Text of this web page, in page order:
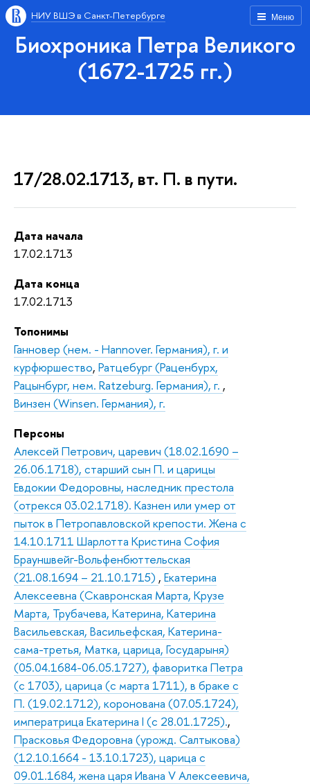
Меню
НИУ ВШЭ в Санкт-Петербурге
Биохроника Петра Великого
(1672-1725 гг.)
17/28.02.1713, вт. П. в пути.
Дата начала
17.02.1713
Дата конца
17.02.1713
Топонимы
Ганновер (нем. - Hannover. Германия), г. и
курфюршество, Ратцебург (Раценбурх,
Рацынбург, нем. Ratzeburg. Германия), г. ,
Винзен (Winsen. Германия), г.
Персоны
Алексей Петрович, царевич (18.02.1690 –
26.06.1718), старший сын П. и царицы
Евдокии Федоровны, наследник престола
(отрекся 03.02.1718). Казнен или умер от
пыток в Петропавловской крепости. Жена с
14.10.1711 Шарлотта Кристина София
Брауншвейг-Вольфенбюттельская
(21.08.1694 – 21.10.1715) , Екатерина
Алексеевна (Скавронская Марта, Крузе
Марта, Трубачева, Катерина, Катерина
Васильевская, Васильефская, Катерина-
сама-третья, Матка, царица, Государыня)
(05.04.1684-06.05.1727), фаворитка Петра
(с 1703), царица (с марта 1711), в браке с
П. (19.02.1712), коронована (07.05.1724),
императрица Екатерина I (с 28.01.1725).,
Прасковья Федоровна (урожд. Салтыкова)
(12.10.1664 - 13.10.1723), царица с
09.01.1684, жена царя Ивана V Алексеевича,